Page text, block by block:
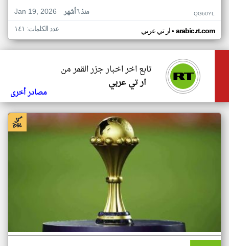
Jan 19, 2026
منذ ٦ أشهر QG60YL
ار تي عربي• arabic.rt.com عدد الكلمات: ١٤١
تابع اخر اخبار جزر القمر من
ار تي عربي
مصادر أخرى